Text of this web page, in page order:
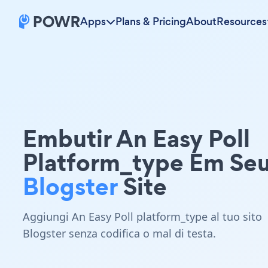
Apps Plans & PricingAboutResources
Embutir An Easy Poll
Platform_type Em
BlogsterSite
Aggiungi An Easy Poll platform_type al tuo sito
Blogster senza codifica o mal di testa.